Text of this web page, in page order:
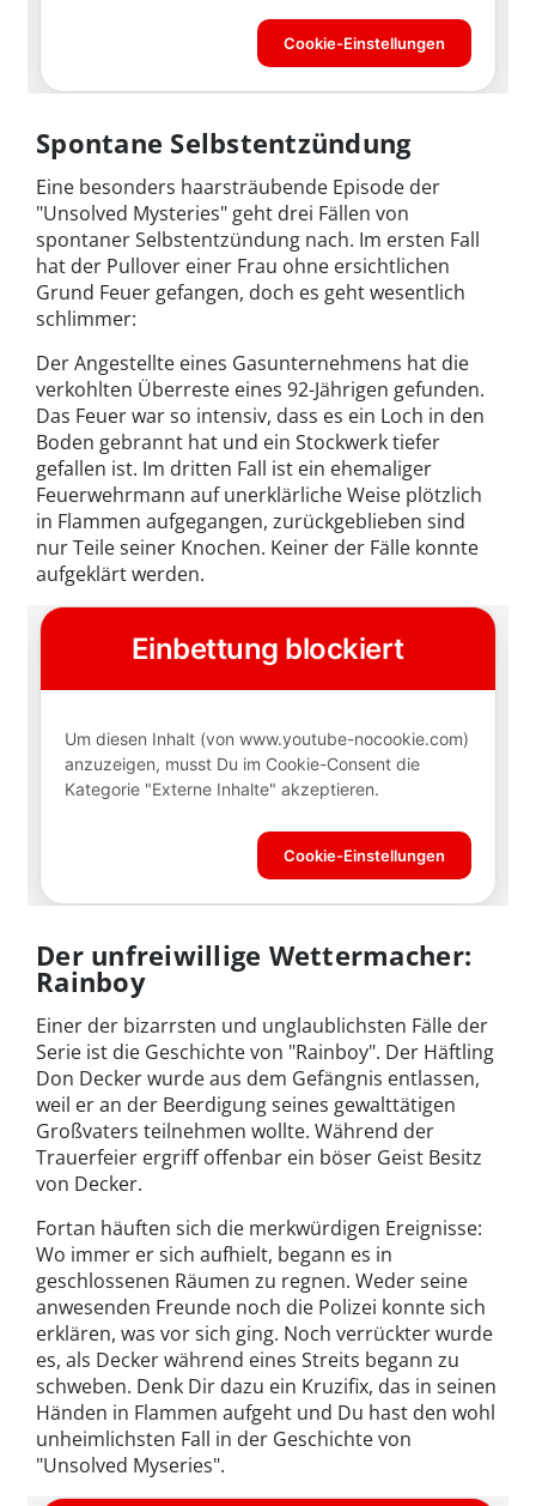
Spontane Selbstentzündung
Eine besonders haarsträubende Episode der
"Unsolved Mysteries" geht drei Fällen von
spontaner Selbstentzündung nach. Im ersten Fall
hat der Pullover einer Frau ohne ersichtlichen
Grund Feuer gefangen, doch es geht wesentlich
schlimmer:
Der Angestellte eines Gasunternehmens hat die
verkohlten Überreste eines 92-Jährigen gefunden.
Das Feuer war so intensiv, dass es ein Loch in den
Boden gebrannt hat und ein Stockwerk tiefer
gefallen ist. Im dritten Fall ist ein ehemaliger
Feuerwehrmann auf unerklärliche Weise plötzlich
in Flammen aufgegangen, zurückgeblieben sind
nur Teile seiner Knochen. Keiner der Fälle konnte
aufgeklärt werden.
Der unfreiwillige Wettermacher:
Rainboy
Einer der bizarrsten und unglaublichsten Fälle der
Serie ist die Geschichte von "Rainboy". Der Häftling
Don Decker wurde aus dem Gefängnis entlassen,
weil er an der Beerdigung seines gewalttätigen
Großvaters teilnehmen wollte. Während der
Trauerfeier ergriff offenbar ein böser Geist Besitz
von Decker.
Fortan häuften sich die merkwürdigen Ereignisse:
Wo immer er sich aufhielt, begann es in
geschlossenen Räumen zu regnen. Weder seine
anwesenden Freunde noch die Polizei konnte sich
erklären, was vor sich ging. Noch verrückter wurde
es, als Decker während eines Streits begann zu
schweben. Denk Dir dazu ein Kruzifix, das in seinen
Händen in Flammen aufgeht und Du hast den wohl
unheimlichsten Fall in der Geschichte von
"Unsolved Myseries".